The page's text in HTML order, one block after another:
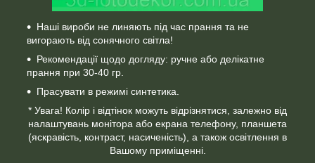
Наші вироби не линяють під час прання та не
вигорають від сонячного світла!
Рекомендації щодо догляду: ручне або делікатне
прання при 30-40 гр.
Прасувати в режимі синтетика.
* Увага! Колір і відтінок можуть відрізнятися, залежно від
налаштувань монітора або екрана телефону, планшета
(яскравість, контраст, насиченість), а також освітлення в
Вашому приміщенні.